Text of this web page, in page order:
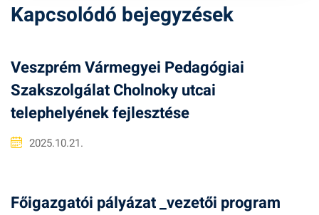
Kapcsolódó bejegyzések
Veszprém Vármegyei Pedagógiai
Szakszolgálat Cholnoky utcai
telephelyének fejlesztése
2025.10.21.
Főigazgatói pályázat _vezetői program